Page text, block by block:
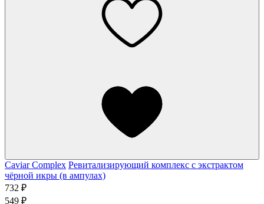
Caviar Complex Ревитализирующий комплекс с экстрактом
чёрной икры (в ампулах)
732 ₽
549 ₽